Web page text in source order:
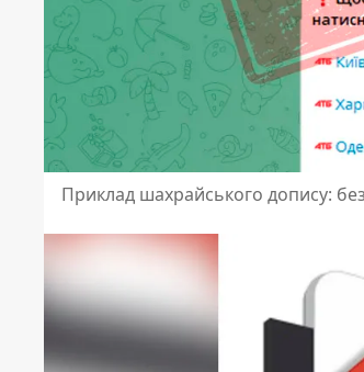
Приклад шахрайського допису: